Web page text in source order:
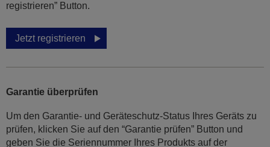
registrieren” Button.
Jetzt registrieren
Garantie überprüfen
Um den Garantie- und Geräteschutz-Status Ihres Geräts zu
prüfen, klicken Sie auf den “Garantie prüfen” Button und
geben Sie die Seriennummer Ihres Produkts auf der